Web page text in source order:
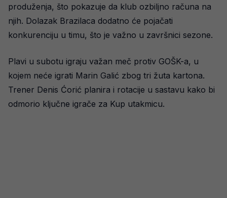
produženja, što pokazuje da klub ozbiljno računa na
njih. Dolazak Brazilaca dodatno će pojačati
konkurenciju u timu, što je važno u završnici sezone.
Plavi u subotu igraju važan meč protiv GOŠK-a, u
kojem neće igrati Marin Galić zbog tri žuta kartona.
Trener Denis Ćorić planira i rotacije u sastavu kako bi
odmorio ključne igrače za Kup utakmicu.